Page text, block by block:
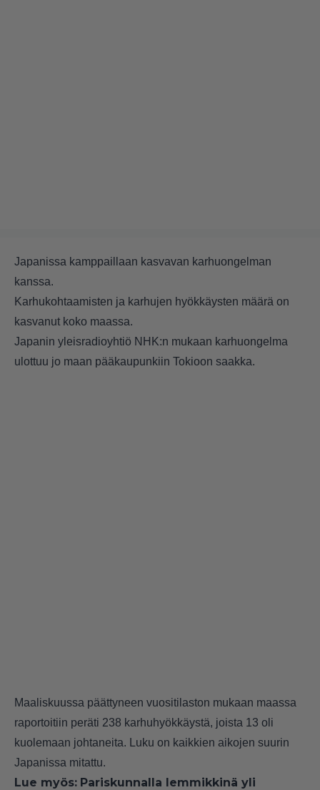
Japanissa kamppaillaan kasvavan karhuongelman
kanssa.
Karhukohtaamisten ja karhujen hyökkäysten määrä on
kasvanut koko maassa.
Japanin yleisradioyhtiö NHK:n mukaan karhuongelma
ulottuu jo maan pääkaupunkiin Tokioon saakka.
Maaliskuussa päättyneen vuositilaston mukaan maassa
raportoitiin peräti 238 karhuhyökkäystä, joista 13 oli
kuolemaan johtaneita. Luku on kaikkien aikojen suurin
Japanissa mitattu.
Lue myös: Pariskunnalla lemmikkinä yli